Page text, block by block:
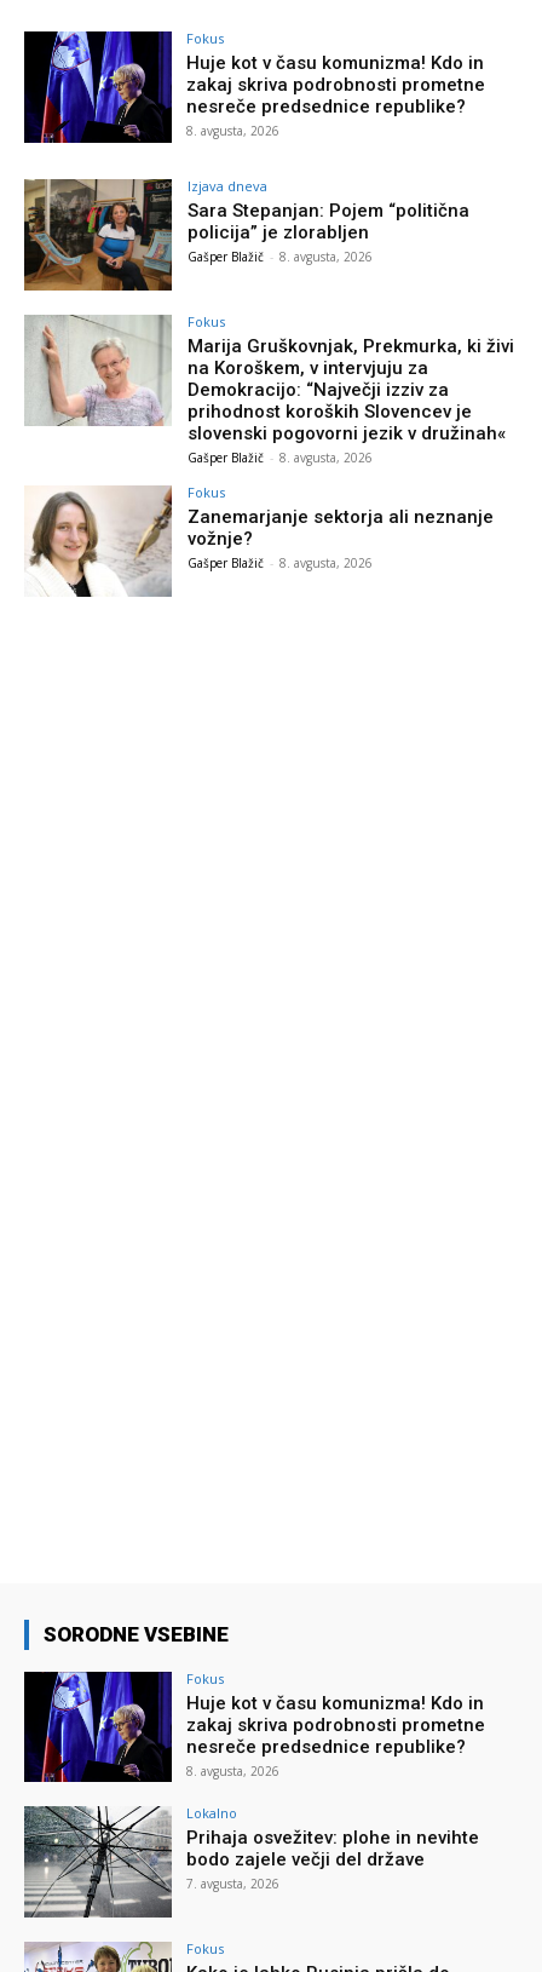
Fokus
Huje kot v času komunizma! Kdo in
zakaj skriva podrobnosti prometne
nesreče predsednice republike?
8. avgusta, 2026
Izjava dneva
Sara Stepanjan: Pojem “politična
policija” je zlorabljen
Gašper Blažič - 8. avgusta, 2026
Fokus
Marija Gruškovnjak, Prekmurka, ki živi
na Koroškem, v intervjuju za
Demokracijo: “Največji izziv za
prihodnost koroških Slovencev je
slovenski pogovorni jezik v družinah«
Gašper Blažič - 8. avgusta, 2026
Fokus
Zanemarjanje sektorja ali neznanje
vožnje?
Gašper Blažič - 8. avgusta, 2026
SORODNE VSEBINE
Fokus
Huje kot v času komunizma! Kdo in
zakaj skriva podrobnosti prometne
nesreče predsednice republike?
8. avgusta, 2026
Lokalno
Prihaja osvežitev: plohe in nevihte
bodo zajele večji del države
7. avgusta, 2026
Fokus